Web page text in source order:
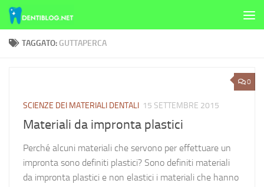
Skip to content
TAGGATO: GUTTAPERCA
0
SCIENZE DEI MATERIALI DENTALI 15 SETTEMBRE 2015
Materiali da impronta plastici
Perché alcuni materiali che servono per effettuare un
impronta sono definiti plastici? Sono definiti materiali
da impronta plastici e non elastici i materiali che hanno